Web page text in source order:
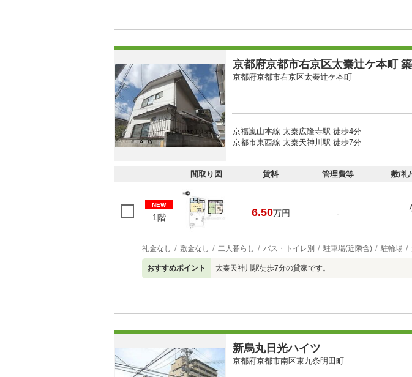
京都府京都市右京区太秦辻ケ本町
京都府京都市右京区太秦辻ケ本町
京福嵐山本線 太秦広隆寺駅 徒歩4分
京都市東西線 太秦天神川駅 徒歩7分
間取り図 賃料 管理費等 敷/礼
NEW
1階 6.50万円 -
礼金なし 敷金なし 二人暮らし バス・トイレ別 駐車場(近隣含) 駐輪場
おすすめポイント 太秦天神川駅徒歩7分の貸家です。
新烏丸日光ハイツ
京都府京都市南区東九条明田町